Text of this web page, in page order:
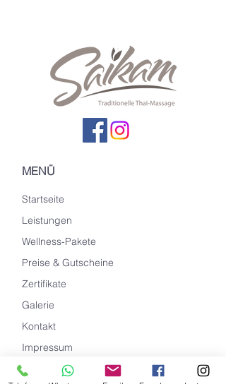
MENÜ
Startseite
Leistungen
Wellness-Pakete
Preise & Gutscheine
Zertifikate
Galerie
Kontakt
Impressum
Datenschutz